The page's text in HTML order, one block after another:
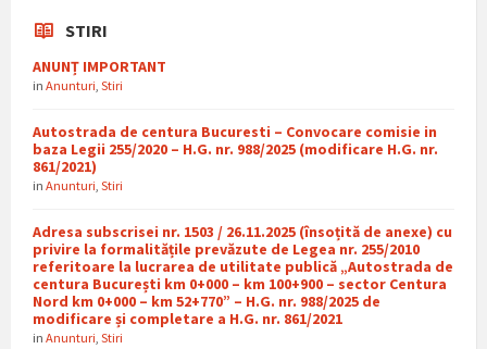
STIRI
ANUNȚ IMPORTANT
in Anunturi Stiri
Autostrada de centura Bucuresti – Convocare comisie in
baza Legii 255/2020 – H.G. nr. 988/2025 (modificare H.G. nr.
861/2021)
in Anunturi Stiri
Adresa subscrisei nr. 1503 / 26.11.2025 (însoțită de anexe) cu
privire la formalitățile prevăzute de Legea nr. 255/2010
referitoare la lucrarea de utilitate publică „Autostrada de
centura București km 0+000 – km 100+900 – sector Centura
Nord km 0+000 – km 52+770” – H.G. nr. 988/2025 de
modificare și completare a H.G. nr. 861/2021
in Anunturi Stiri